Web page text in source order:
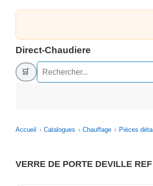
Direct-Chaudiere
🛒
Accueil Catalogues Chauffage Pièces
VERRE DE PORTE DEVILLE